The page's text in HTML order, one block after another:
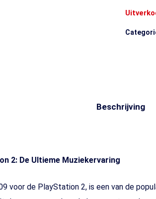
Beschrijving
2: De Ultieme Muziekervaring
voor de PlayStation 2, is een van de